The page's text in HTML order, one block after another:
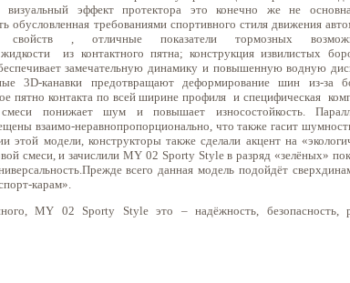
визуальный эффект протектора это конечно же не
обусловленная требованиями спортивного стиля движения
свойств , отличные показатели тормозных
из контактного пятна; конструкция извилистых
замечательную динамику и повышенную водную
3D-канавки предотвращают деформирование шин из-за
пятно контакта по всей ширине профиля и специфическая
понижает шум и повышает износостойкость.
взаимо-неравнопропорционально, что также гасит
этой модели, конструкторы также сделали акцент на
смеси, и зачислилиMY 02 Sporty Styleв разряд «зелёных»
всего данная модель подойдёт
карам».
MY 02 Sporty Styleэто – надёжность, безопасность,